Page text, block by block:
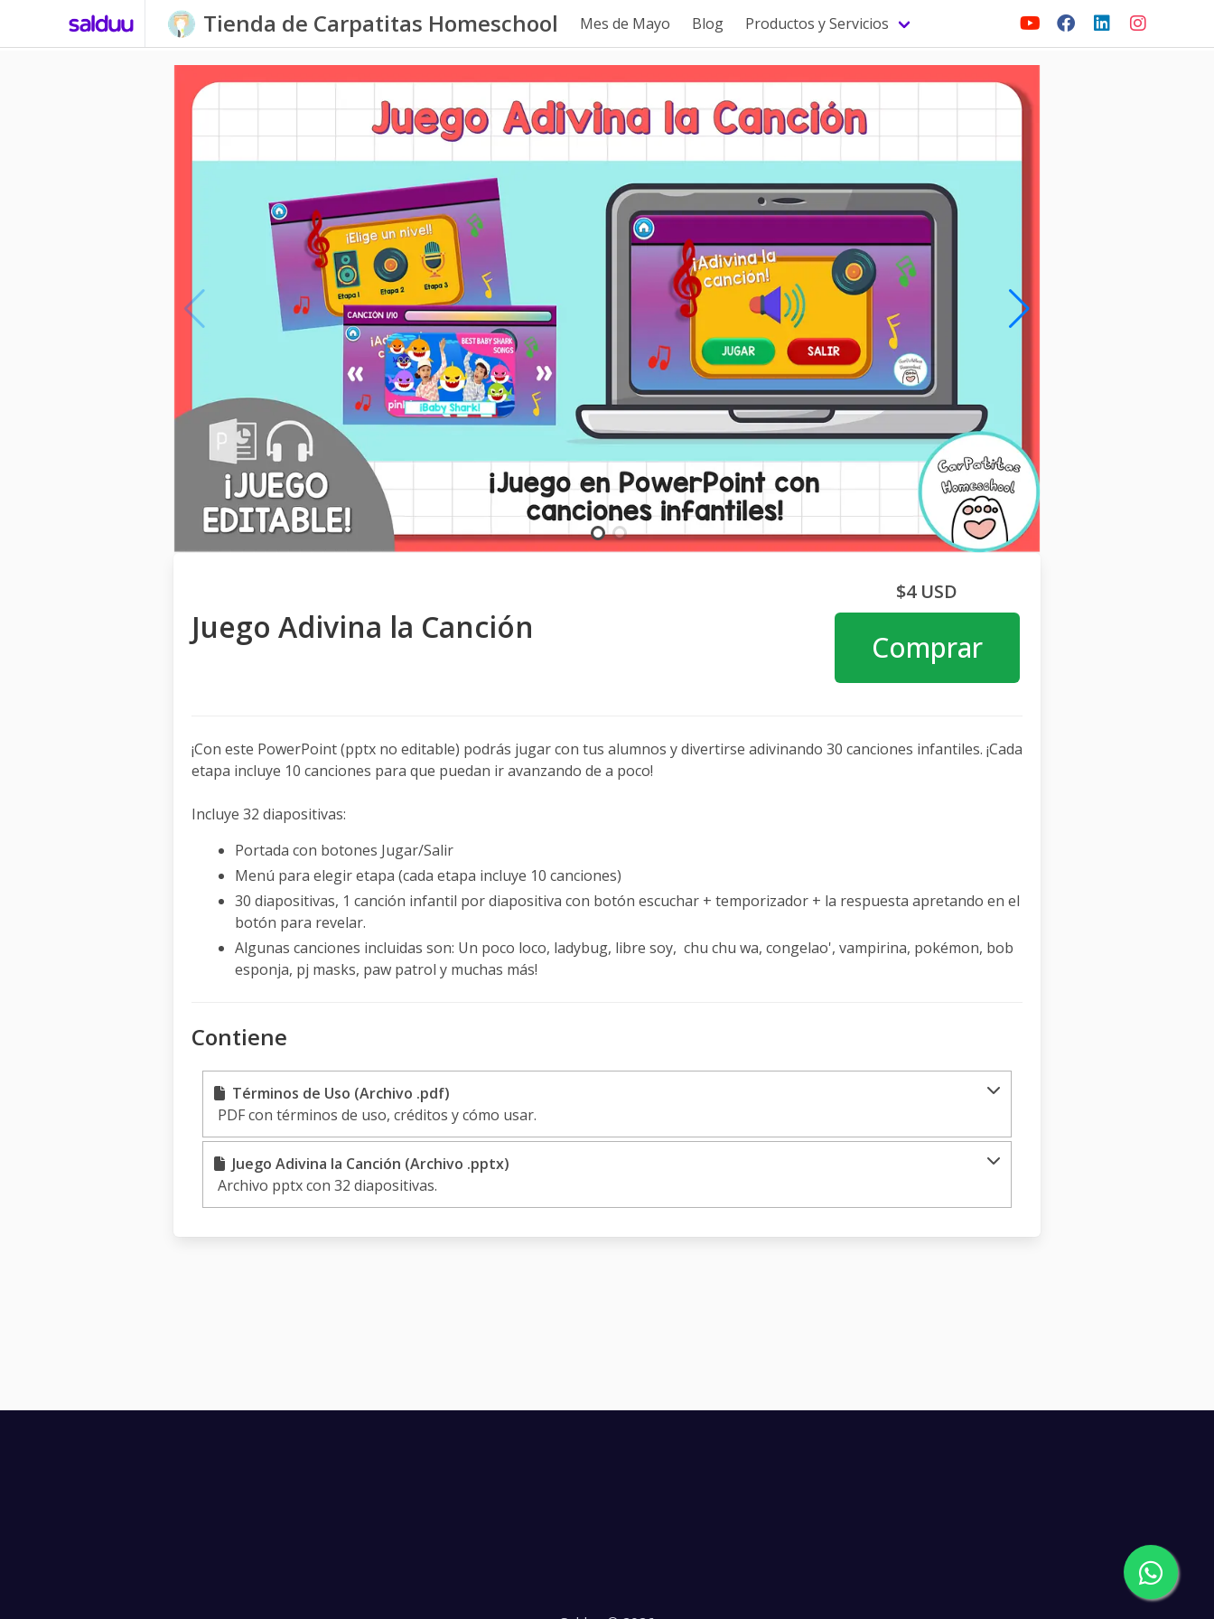
Tienda de Carpatitas Homeschool Mes de Mayo Blog Productos y Servicios
Juego Adivina la Canción
$4 USD
Comprar
¡Con este PowerPoint (pptx no editable) podrás jugar con tus alumnos y divertirse adivinando 30 canciones infantiles. ¡Cada
etapa incluye 10 canciones para que puedan ir avanzando de a poco!
Incluye 32 diapositivas:
Portada con botones Jugar/Salir
Menú para elegir etapa (cada etapa incluye 10 canciones)
30 diapositivas, 1 canción infantil por diapositiva con botón escuchar + temporizador + la respuesta apretando en el
botón para revelar.
Algunas canciones incluidas son: Un poco loco, ladybug, libre soy, chu chu wa, congelao', vampirina, pokémon, bob
esponja, pj masks, paw patrol y muchas más!
Contiene
Términos de Uso (Archivo .pdf)
PDF con términos de uso, créditos y cómo usar.
Juego Adivina la Canción (Archivo .pptx)
Archivo pptx con 32 diapositivas.